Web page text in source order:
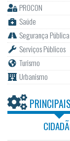
PROCON
Saúde
Segurança
Serviços Públicos
Turismo
Urbanismo